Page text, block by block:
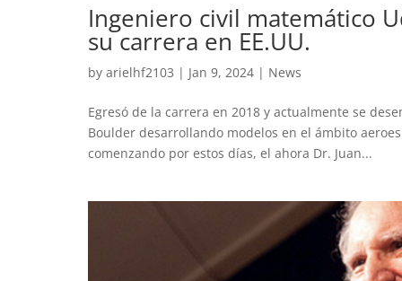
Ingeniero civil matemático
su carrera en EE.UU.
by arielhf2103 | Jan 9, 2024 | News
Egresó de la carrera en 2018 y actualmente se
Boulder desarrollando modelos en el ámbito
comenzando por estos días, el ahora Dr. Juan...